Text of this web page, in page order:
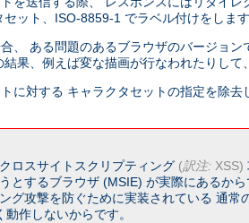
ット、ISO-8859-1 でラベル付けをします
、 ある問題のあるブラウザのバージョ
果、例えば変な描画が行なわれたりして
に対する キャラクタセットの指定を除
ロスサイトスクリプティング (訳注: XSS)
とするブラウザ (MSIE) が実際にあるか
グ攻撃を防ぐために実装されている 通
作しないからです。